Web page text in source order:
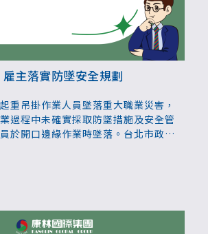
主落實防墜安全規劃
重吊掛作業人員墜落重大職業災害，
過程中未確實採取防墜措施及安全管
於開口邊緣作業時墜落。台北市政府
墜設備，如安全帶、安全母索及強度
確保作業人員正確使用。另應指派合